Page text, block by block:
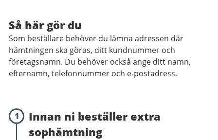
Så här gör du
Som beställare behöver du lämna adressen där
hämtningen ska göras, ditt kundnummer och
företagsnamn. Du behöver också ange ditt namn,
efternamn, telefonnummer och e-postadress.
1
Innan ni beställer extra
sophämtning